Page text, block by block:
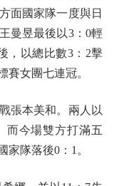
面國家隊一度與日
曼昱最後以3：0輕
，以總比數3：2擊
賽女團七連冠。
本美和。兩人以
而今場雙方打滿五
家隊落後0：1。